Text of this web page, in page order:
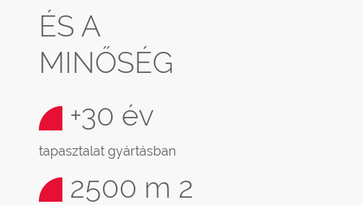
ÉS A
MINŐSÉG
+30 év
tapasztalat gyártásban
2500 m 2